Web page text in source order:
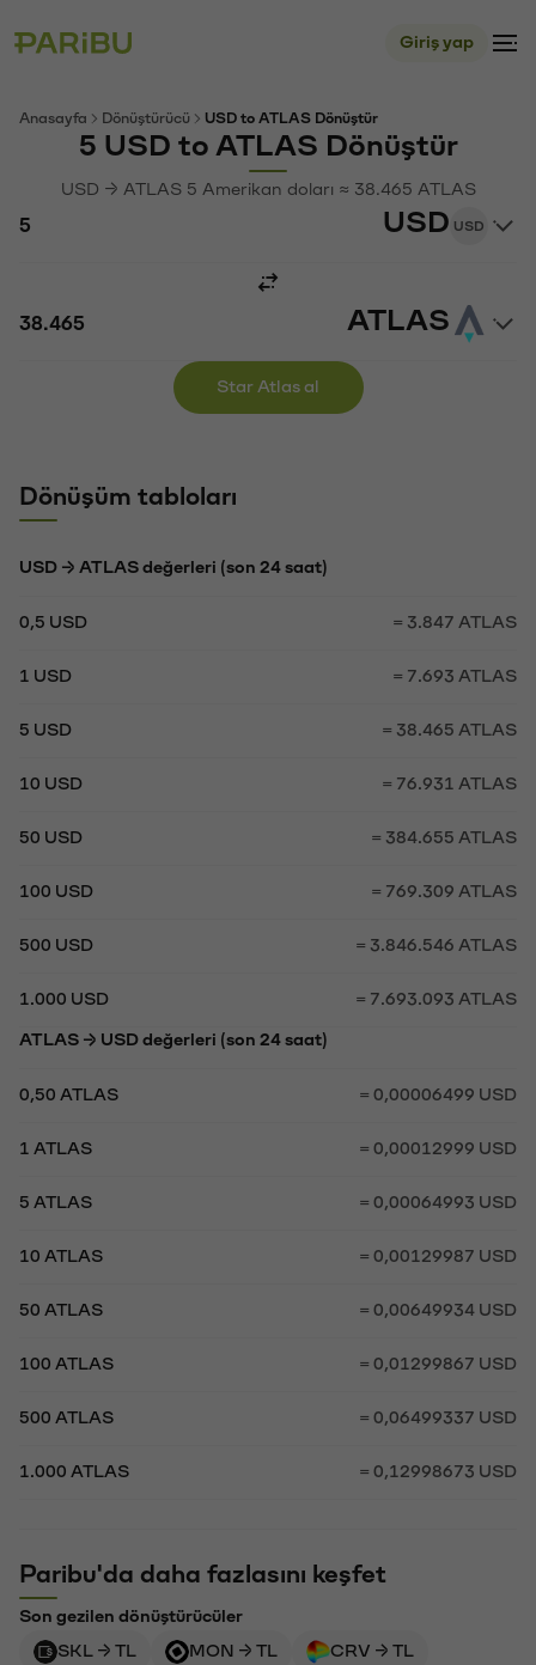
Giriş yap
Anasayfa Dönüştürücü USD to ATLAS Dönüştür
5 USD to ATLAS Dönüştür
USD → ATLAS 5 Amerikan doları ≈ 38.465 ATLAS
USD USD
ATLAS
Star Atlas al
Dönüşüm tabloları
USD → ATLAS değerleri (son 24 saat)
0,5 USD = 3.847 ATLAS
1 USD = 7.693 ATLAS
5 USD = 38.465 ATLAS
10 USD = 76.931 ATLAS
50 USD = 384.655 ATLAS
100 USD = 769.309 ATLAS
500 USD = 3.846.546 ATLAS
1.000 USD = 7.693.093 ATLAS
ATLAS → USD değerleri (son 24 saat)
0,50 ATLAS = 0,00006499 USD
1 ATLAS = 0,00012999 USD
5 ATLAS = 0,00064993 USD
10 ATLAS = 0,00129987 USD
50 ATLAS = 0,00649934 USD
100 ATLAS = 0,01299867 USD
500 ATLAS = 0,06499337 USD
1.000 ATLAS = 0,12998673 USD
Paribu'da daha fazlasını keşfet
Son gezilen dönüştürücüler
SKL → TL
MON → TL CRV → TL